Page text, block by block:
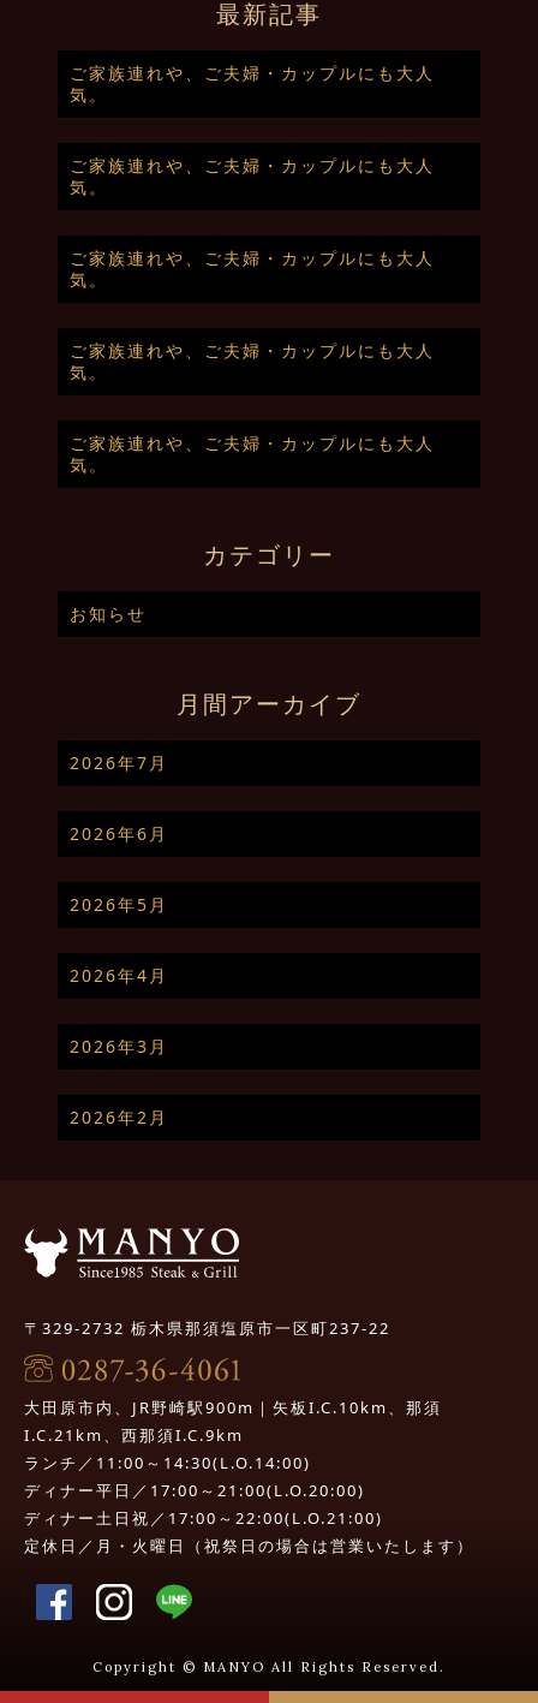
最新記事
ご家族連れや、ご夫婦・カップルにも大人
気。
ご家族連れや、ご夫婦・カップルにも大人
気。
ご家族連れや、ご夫婦・カップルにも大人
気。
ご家族連れや、ご夫婦・カップルにも大人
気。
ご家族連れや、ご夫婦・カップルにも大人
気。
カテゴリー
お知らせ
月間アーカイブ
2026年7月
2026年6月
2026年5月
2026年4月
2026年3月
2026年2月
〒329-2732 栃木県那須塩原市一区町237-22
大田原市内、JR野崎駅900m｜矢板I.C.10km、那須
I.C.21km、西那須I.C.9km
ランチ／11:00～14:30(L.O.14:00)
ディナー平日／17:00～21:00(L.O.20:00)
ディナー土日祝／17:00～22:00(L.O.21:00)
定休日／月・火曜日（祝祭日の場合は営業いたします）
Copyright © MANYO All Rights Reserved.